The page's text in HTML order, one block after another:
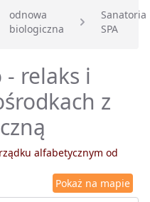
odnowa
biologiczna
Sanatoria
SPA
- relaks i
z
alfabetycznym od
Pokaż na mapie